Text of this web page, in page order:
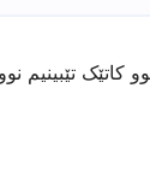
کاتێک تێبینیم